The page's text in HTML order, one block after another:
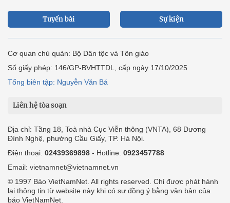
Tuyến bài Sự kiện
Cơ quan chủ quản: Bộ Dân tộc và Tôn giáo
Số giấy phép: 146/GP-BVHTTDL, cấp ngày 17/10/2025
Tổng biên tập: Nguyễn Văn Bá
Liên hệ tòa soạn
Địa chỉ: Tầng 18, Toà nhà Cục Viễn thông (VNTA), 68 Dương
Đình Nghệ, phường Cầu Giấy, TP. Hà Nội.
Điện thoại: 02439369898 - Hotline: 0923457788
Email: vietnamnet@vietnamnet.vn
© 1997 Báo VietNamNet. All rights reserved. Chỉ được phát hành
lại thông tin từ website này khi có sự đồng ý bằng văn bản của
báo VietNamNet.